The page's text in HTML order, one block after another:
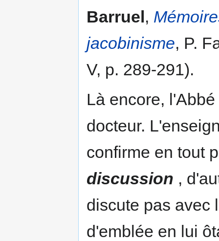
Barruel,
jacobinisme, P.
V, p. 289-291).
Là encore,
docteur.
confirme en tout
discussion ,
discute pas avec
d'emblée en lui